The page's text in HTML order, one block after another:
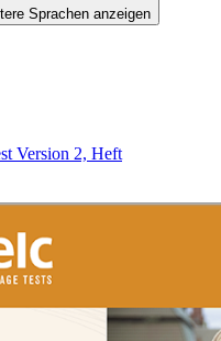
Sprachen anzeigen
Version 2, Heft